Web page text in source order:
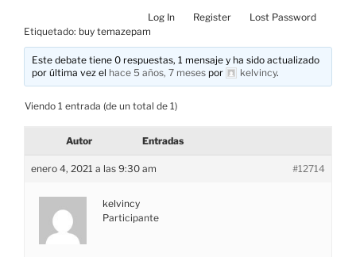
Log In Register
Lost Password
Etiquetado: buy temazepam
Este debate tiene 0 respuestas, 1 mensaje y ha sido actualizado
por última vez el hace 5 años, 7 meses por kelvincy.
Viendo 1 entrada (de un total de 1)
Autor Entradas
enero 4, 2021 a las 9:30 am #12714
kelvincy
Participante